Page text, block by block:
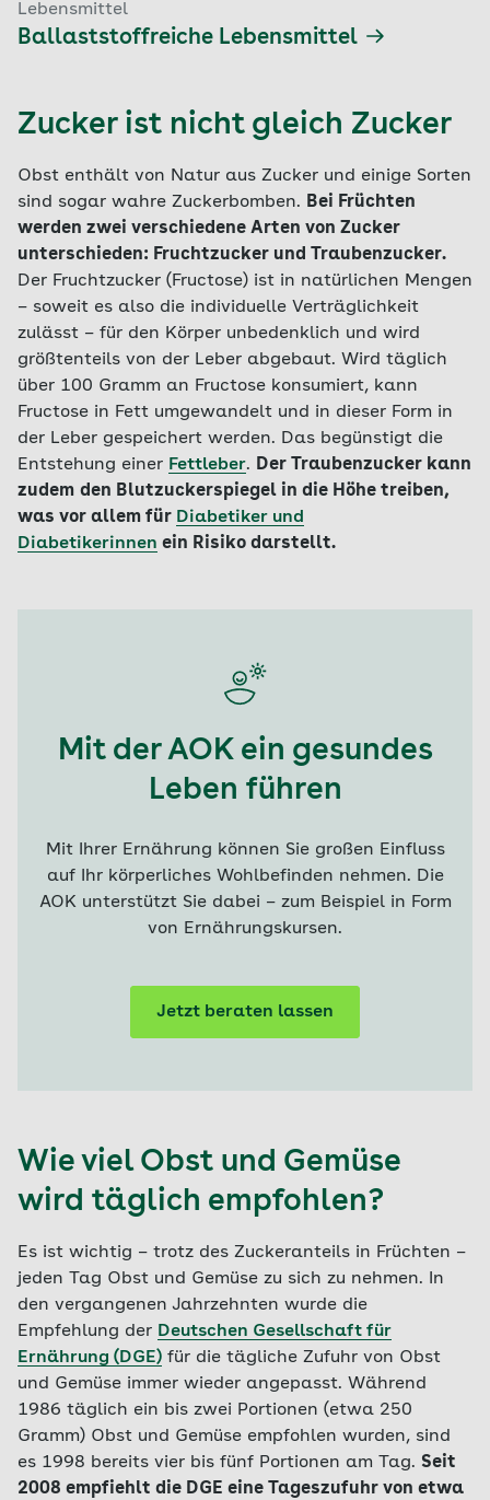
Lebensmittel
Ballaststoffreiche Lebensmittel
Zucker ist nicht gleich Zucker
Obst enthält von Natur aus Zucker und einige Sorten
sind sogar wahre Zuckerbomben. Bei Früchten
werden zwei verschiedene Arten von Zucker
unterschieden: Fruchtzucker und Traubenzucker.
Der Fruchtzucker (Fructose) ist in natürlichen Mengen
– soweit es also die individuelle Verträglichkeit
zulässt – für den Körper unbedenklich und wird
größtenteils von der Leber abgebaut. Wird täglich
über 100 Gramm an Fructose konsumiert, kann
Fructose in Fett umgewandelt und in dieser Form in
der Leber gespeichert werden. Das begünstigt die
Entstehung einer Fettleber. Der Traubenzucker kann
zudem den Blutzuckerspiegel in die Höhe treiben,
was vor allem für Diabetiker und
Diabetikerinnen ein Risiko darstellt.
Mit der AOK ein gesundes
Leben führen
Mit Ihrer Ernährung können Sie großen Einfluss
auf Ihr körperliches Wohlbefinden nehmen. Die
AOK unterstützt Sie dabei – zum Beispiel in Form
von Ernährungskursen.
Jetzt beraten lassen
Wie viel Obst und Gemüse
wird täglich empfohlen?
Es ist wichtig – trotz des Zuckeranteils in Früchten –
jeden Tag Obst und Gemüse zu sich zu nehmen. In
den vergangenen Jahrzehnten wurde die
Empfehlung der Deutschen Gesellschaft für
Ernährung (DGE) für die tägliche Zufuhr von Obst
und Gemüse immer wieder angepasst. Während
1986 täglich ein bis zwei Portionen (etwa 250
Gramm) Obst und Gemüse empfohlen wurden, sind
es 1998 bereits vier bis fünf Portionen am Tag. Seit
2008 empfiehlt die DGE eine Tageszufuhr von etwa